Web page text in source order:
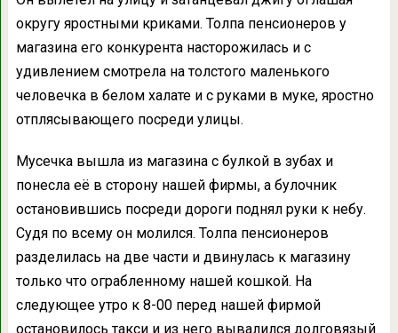
округу яростными криками. Толпа пенсионеров у
магазина его конкурента насторожилась и с
удивлением смотрела на толстого маленького
человечка в белом халате и с руками в муке, яростно
отплясывающего посреди улицы.
Мусечка вышла из магазина с булкой в зубах и
понесла её в сторону нашей фирмы, а булочник
остановившись посреди дороги поднял руки к небу.
Судя по всему он молился. Толпа пенсионеров
разделилась на две части и двинулась к магазину
только что ограбленному нашей кошкой. На
следующее утро к 8-00 перед нашей фирмой
остановилось такси и из него вывалился долговязый